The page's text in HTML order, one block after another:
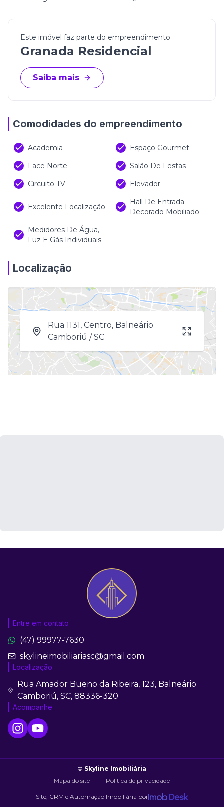
Este imóvel faz parte do empreendimento
Granada Residencial
Saiba mais
Comodidades do empreendimento
Academia
Espaço Gourmet
Face Norte
Salão De Festas
Circuito TV
Elevador
Excelente Localização
Hall De Entrada
Decorado Mobiliado
Medidores De Água,
Luz E Gás Individuais
Localização
Rua 1131, Centro, Balneário
Camboriú / SC
Entre em contato
(47) 99977-7630
skylineimobiliariasc@gmail.com
Localização
Rua Amador Bueno da Ribeira, 123, Balneário
Camboriú, SC, 88336-320
Acompanhe
© Skyline Imobiliária
Mapa do site
Política de privacidade
Site, CRM e Automação Imobiliária por